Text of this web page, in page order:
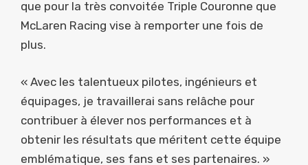
que pour la très convoitée Triple Couronne que
McLaren Racing vise à remporter une fois de
plus.
« Avec les talentueux pilotes, ingénieurs et
équipages, je travaillerai sans relâche pour
contribuer à élever nos performances et à
obtenir les résultats que méritent cette équipe
emblématique, ses fans et ses partenaires. »